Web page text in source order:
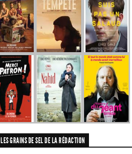
LES GRAINS DE SEL DE LA RÉDACTION